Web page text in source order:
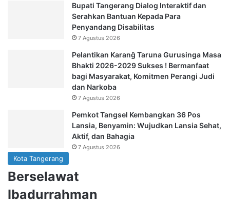
Bupati Tangerang Dialog Interaktif dan
Serahkan Bantuan Kepada Para
Penyandang Disabilitas
7 Agustus 2026
Pelantikan Karanĝ Taruna Gurusinga Masa
Bhakti 2026-2029 Sukses ! Bermanfaat
bagi Masyarakat, Komitmen Perangi Judi
dan Narkoba
7 Agustus 2026
Pemkot Tangsel Kembangkan 36 Pos
Lansia, Benyamin: Wujudkan Lansia Sehat,
Aktif, dan Bahagia
7 Agustus 2026